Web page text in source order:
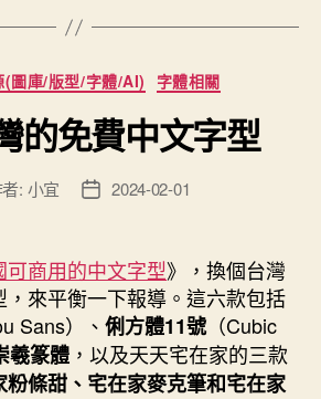
免
開
字
分
類
圖庫/版型/字體/AI) 字體相關
的免費中文字型
: 小宜
文
佈
日
2024-02-01
可商用的中文字型》，換個台灣
來平衡一下報導。這六款包括
Sans）、 俐方體11號（Cubic
羲篆體 ，以及天天宅在家的三款
粉條甜、宅在家麥克筆和宅在家